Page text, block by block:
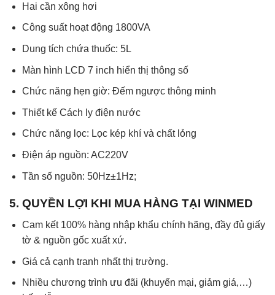
Hai cần xông hơi
Công suất hoạt động 1800VA
Dung tích chứa thuốc: 5L
Màn hình LCD 7 inch hiển thị thông số
Chức năng hẹn giờ: Đếm ngược thông minh
Thiết kế Cách ly điện nước
Chức năng lọc: Lọc kép khí và chất lỏng
Điện áp nguồn: AC220V
Tần số nguồn: 50Hz±1Hz;
5. QUYỀN LỢI KHI MUA HÀNG TẠI WINMED
Cam kết 100% hàng nhập khẩu chính hãng, đầy đủ giấy
tờ & nguồn gốc xuất xứ.
Giá cả cạnh tranh nhất thị trường.
Nhiều chương trình ưu đãi (khuyến mại, giảm giá,…)